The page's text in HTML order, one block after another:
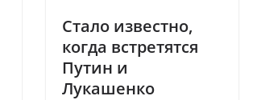
Стало известно,
когда встретятся
Путин и
Лукашенко